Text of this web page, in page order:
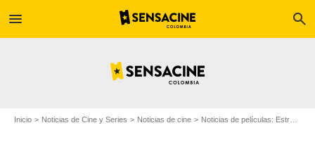
menu search
Inicio Noticias de Cine y Series Noticias de cine Noticias de películas: Estreno de película